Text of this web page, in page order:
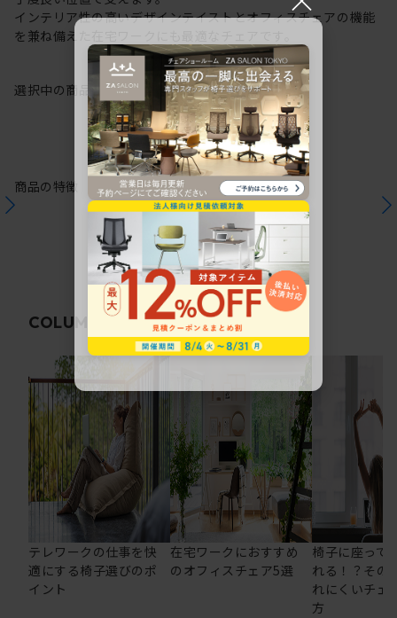
インテリア性の高いデザインテイストとオフィスチェアの機能
を兼ね備えた在宅ワークにも最適なチェアです。
選択中の商品情報保証 注意事項
商品の特徴
COLUMN 関連コラム
テレワークの仕事を快
適にする椅子選びのポ
イント
在宅ワークにおすすめ
のオフィスチェア5選
椅子に座って
れる！？その
れにくいチェ
方